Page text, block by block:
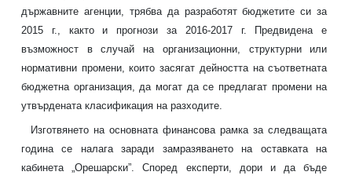
държавните агенции, трябва да разработят бюджетите си за
2015 г., както и прогнози за 2016-2017 г. Предвидена е
възможност в случай на организационни, структурни или
нормативни промени, които засягат дейността на съответната
бюджетна организация, да могат да се предлагат промени на
утвърдената класификация на разходите.
Изготвянето на основната финансова рамка за следващата
година се налага заради замразяването на оставката на
кабинета „Орешарски”. Според експерти, дори и да бъде